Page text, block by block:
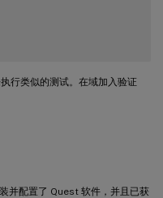
行类似的测试。在域加入验证
并配置了 Quest 软件，并且已获